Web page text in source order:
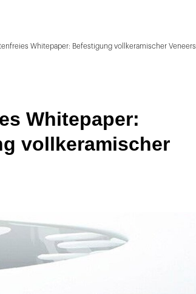
Whitepaper: Befestigung vollkeramischer Veneers
Whitepaper:
vollkeramischer